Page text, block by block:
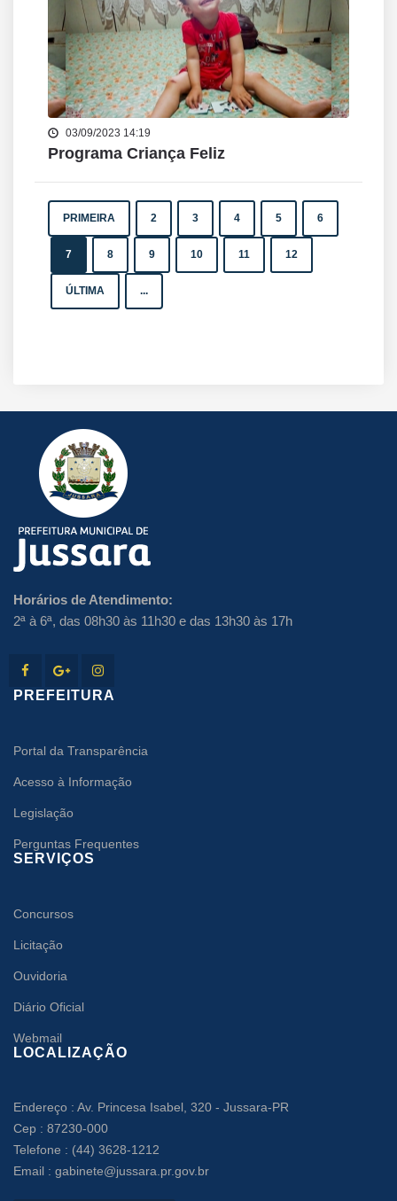
03/09/2023 14:19
Programa Criança Feliz
PRIMEIRA 2 3 4 5 6
7 8 9 10 11 12
ÚLTIMA ...
Horários de Atendimento:
2ª à 6ª, das 08h30 às 11h30 e das 13h30 às 17h
PREFEITURA
Portal da Transparência
Acesso à Informação
Legislação
Perguntas Frequentes
SERVIÇOS
Concursos
Licitação
Ouvidoria
Diário Oficial
Webmail
LOCALIZAÇÃO
Endereço : Av. Princesa Isabel, 320 - Jussara-PR
Cep : 87230-000
Telefone : (44) 3628-1212
Email : gabinete@jussara.pr.gov.br